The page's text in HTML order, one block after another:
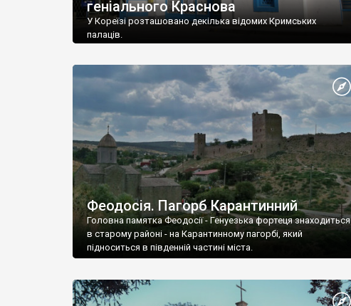
геніального Краснова
У Кореїзі розташовано декілька відомих Кримських
палаців.
Феодосія. Пагорб Карантинний
Головна памятка Феодосії - Генуезька фортеця знаходиться
в старому районі - на Карантинному пагорбі, який
підноситься в південній частині міста.